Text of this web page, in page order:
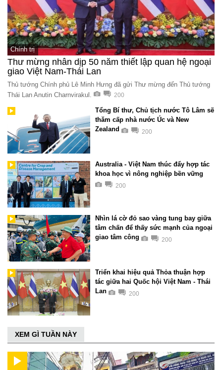
Chính trị
Thư mừng nhân dịp 50 năm thiết lập quan hệ ngoại
giao Việt Nam-Thái Lan
Thủ tướng Chính phủ Lê Minh Hưng đã gửi Thư mừng đến Thủ tướng
Thái Lan Anutin Charnvirakul.
200
Tổng Bí thư, Chủ tịch nước Tô Lâm sẽ
thăm cấp nhà nước Úc và New
Zealand
200
Australia - Việt Nam thúc đẩy hợp tác
khoa học vì nông nghiệp bền vững
200
Nhìn lá cờ đỏ sao vàng tung bay giữa
tâm chấn để thấy sức mạnh của ngoại
giao tâm công
200
Triển khai hiệu quả Thỏa thuận hợp
tác giữa hai Quốc hội Việt Nam - Thái
Lan
200
XEM GÌ TUẦN NÀY